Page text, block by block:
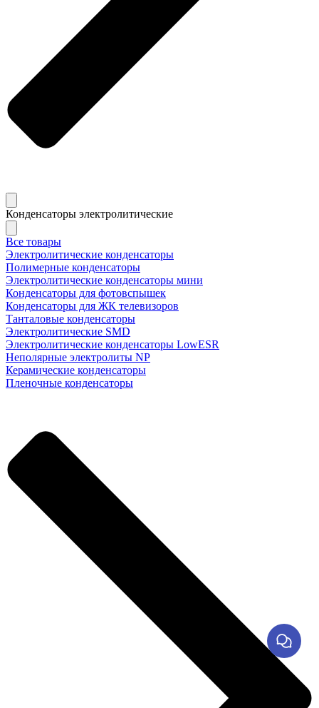
Конденсаторы электролитические
Все товары
Электролитические конденсаторы
Полимерные конденсаторы
Электролитические конденсаторы мини
Конденсаторы для фотовспышек
Конденсаторы для ЖК телевизоров
Танталовые конденсаторы
Электролитические SMD
Электролитические конденсаторы LowESR
Неполярные электролиты NP
Керамические конденсаторы
Пленочные конденсаторы